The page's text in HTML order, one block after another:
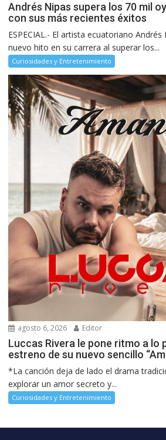
Andrés Nipas supera los 70 mil
con sus más recientes éxitos
ESPECIAL.- El artista ecuatoriano
nuevo hito en su carrera al superar los...
Curiosidades y Entretenimiento
agosto 6, 2026 Editor
Luccas Rivera le pone ritmo a lo
estreno de su nuevo sencillo
*La canción deja de lado el drama
explorar un amor secreto y...
Curiosidades y Entretenimiento